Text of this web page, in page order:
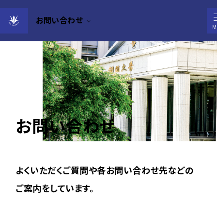
お問い合わせ
お問い合わせ
よくいただくご質問や各お問い合わせ先などの
ご案内をしています。